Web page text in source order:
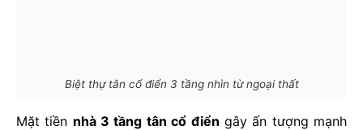
Biệt thự tân cổ điển 3 tầng nhìn từ ngoại thất
Mặt tiền nhà 3 tầng tân cổ điển gây ấn tượng mạnh